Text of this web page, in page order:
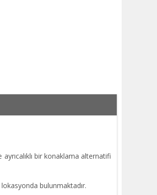
bir konaklama alternatifi
bulunmaktadır.